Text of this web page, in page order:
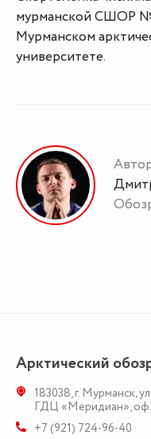
мурманской СШОР
Мурманском
университете.
Арктический
183038,г. Мурманск,
ГДЦ «Меридиан»,
+7 (921) 724-96-40